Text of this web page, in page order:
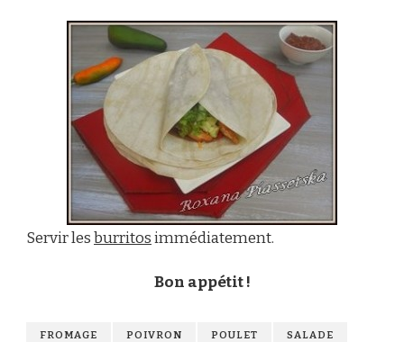
Servir lesburritosimmédiatement.
Bon appétit !
FROMAGE POIVRON POULET SALADE